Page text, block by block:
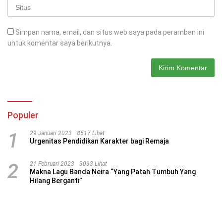
Simpan nama, email, dan situs web saya pada peramban ini
untuk komentar saya berikutnya.
Populer
1 29 Januari 2023 8517 Lihat
Urgenitas Pendidikan Karakter bagi Remaja
2 21 Februari 2023 3033 Lihat
Makna Lagu Banda Neira “Yang Patah Tumbuh Yang
Hilang Berganti”